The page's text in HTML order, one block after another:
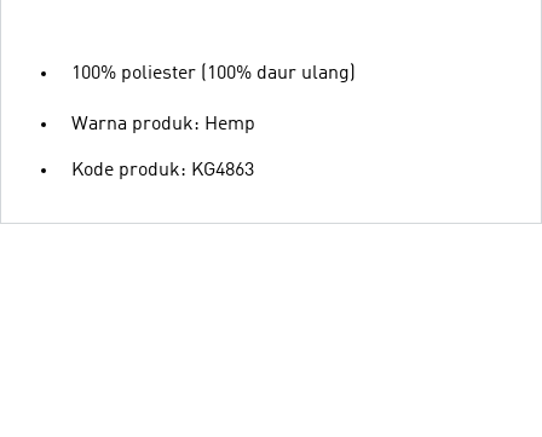
100% poliester (100% daur ulang)
Warna produk: Hemp
Kode produk: KG4863